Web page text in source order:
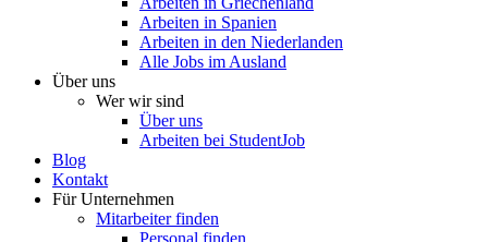
Arbeiten in Spanien
Arbeiten in den Niederlanden
Alle Jobs im Ausland
Über uns
Wer wir sind
Über uns
Arbeiten bei StudentJob
Blog
Kontakt
Für Unternehmen
Mitarbeiter finden
Personal finden